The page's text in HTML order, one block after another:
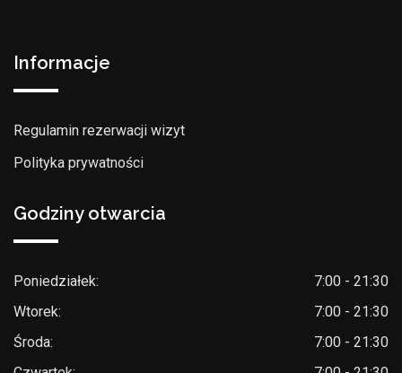
Informacje
Regulamin rezerwacji wizyt
Polityka prywatności
Godziny otwarcia
Poniedziałek:
7:00 - 21:30
Wtorek:
7:00 - 21:30
Środa:
7:00 - 21:30